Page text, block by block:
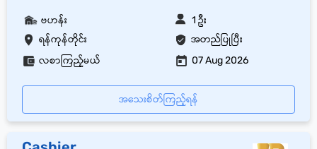
ရန်ကုန်တိုင်း အတည်ပြုပြီး
ဗဟန်း 1 ဦး
လစာကြည့်မယ် 07 Aug 2026
အသေးစိတ်ကြည့်ရန်